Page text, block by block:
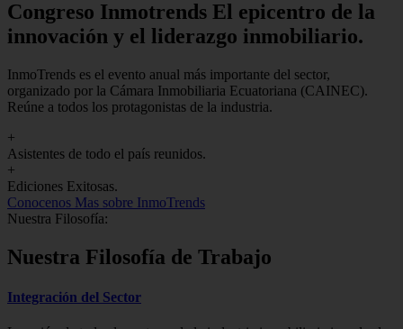
Congreso Inmotrends El epicentro de la
innovación y el liderazgo inmobiliario.
InmoTrends es el evento anual más importante del sector,
organizado por la Cámara Inmobiliaria Ecuatoriana (CAINEC).
Reúne a todos los protagonistas de la industria.
+
Asistentes de todo el país reunidos.
+
Ediciones Exitosas.
Conocenos Mas sobre InmoTrends
Nuestra Filosofía:
Nuestra Filosofía de Trabajo
Integración del Sector